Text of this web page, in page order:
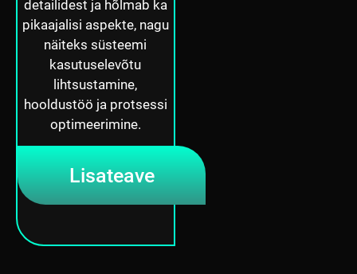
detailidest ja hõlmab ka
pikaajalisi aspekte, nagu
näiteks süsteemi
kasutuselevõtu
lihtsustamine,
hooldustöö ja protsessi
optimeerimine.
Lisateave